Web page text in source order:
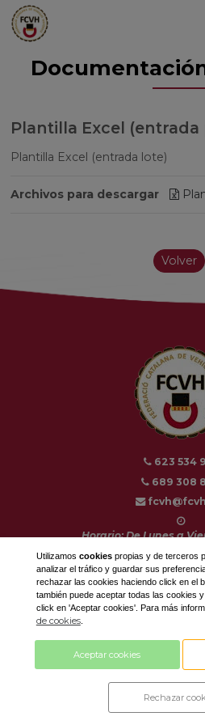
Plantilla Excel
Plantilla Excel (entrada lote)
Archivos para descargar
Volver
623 534
689 308
Horario: De Lunes a
Diseño y desarrollo by
Utilizamos cookiespropias y de terceros
analizar el tráfico y guardar sus
rechazar las cookies haciendo click en el
también puede aceptar todas las cookies
click en 'Aceptar cookies'. Para más
de cookies.
Aceptar cookies
Rechazar